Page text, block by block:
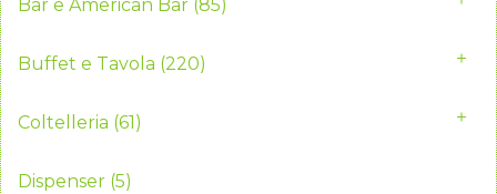
Bar e American Bar (85)
Buffet e Tavola (220)
Coltelleria (61)
Dispenser (5)